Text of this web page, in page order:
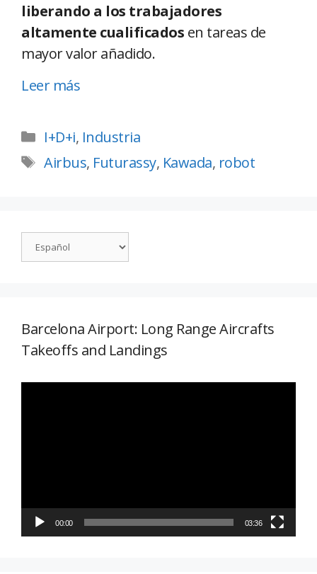
liberando a los trabajadores
altamente cualificados en tareas de
mayor valor añadido.
Leer más
I+D+i, Industria
Airbus, Futurassy, Kawada, robot
Barcelona Airport: Long Range Aircrafts
Takeoffs and Landings
00:00 03:36